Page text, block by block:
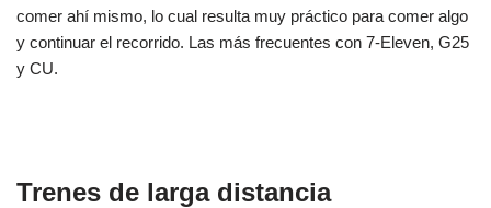
comer ahí mismo, lo cual resulta muy práctico para comer algo
y continuar el recorrido. Las más frecuentes con 7-Eleven, G25
y CU.
Trenes de larga distancia